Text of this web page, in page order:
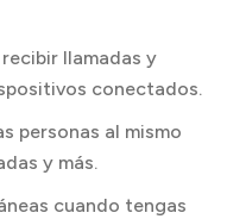
llamadas y
conectados.
personas al mismo
y más.
cuando tengas